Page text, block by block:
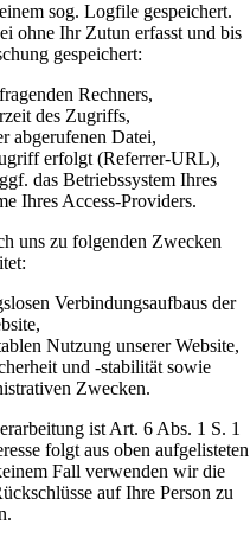
sog. Logfile gespeichert.
ohne Ihr Zutun erfasst und bis
gespeichert:
Rechners,
des Zugriffs,
abgerufenen Datei,
erfolgt (Referrer-URL),
das Betriebssystem Ihres
Ihres Access-Providers.
uns zu folgenden Zwecken
Verbindungsaufbaus der
Nutzung unserer Website,
und -stabilität sowie
Zwecken.
ist Art. 6 Abs. 1 S. 1
folgt aus oben aufgelisteten
Fall verwenden wir die
auf Ihre Person zu